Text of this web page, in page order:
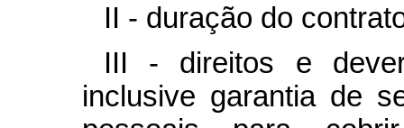
II - duração do
III - direitos e
inclusive garantia de